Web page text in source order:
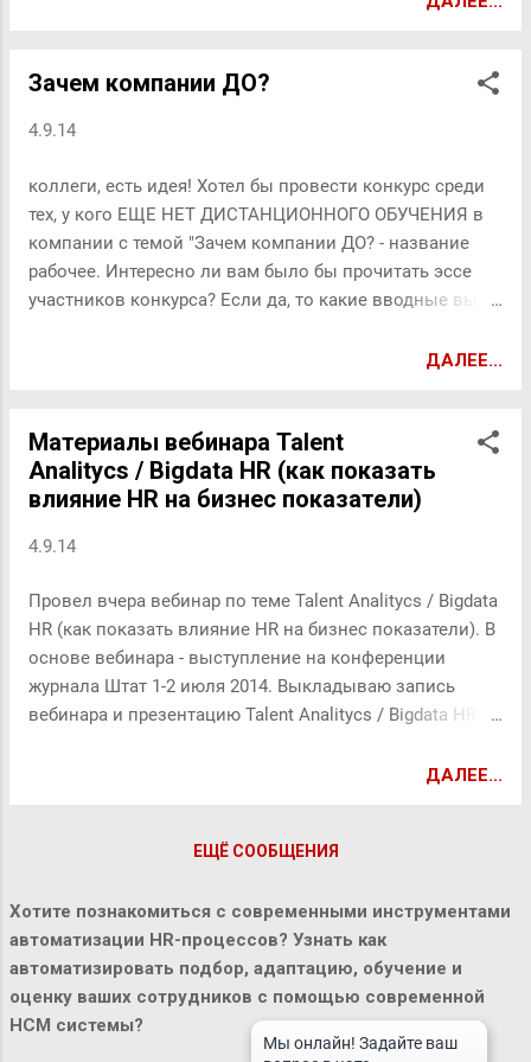
моем стремлении развиваться Нет
текучесть персонала. Кого цифры
Зачем компании ДО?
4.9.14
коллеги, есть идея! Хотел бы провести конкурс среди
тех, у кого ЕЩЕ НЕТ ДИСТАНЦИОННОГО ОБУЧЕНИЯ в
компании с темой "Зачем компании ДО? - название
рабочее. Интересно ли вам было бы прочитать эссе
участников конкурса? Если да, то какие вводные вы
переформулировать? До заявить что то? Или может у
** оставлять свои комментарии можно как здесь, так и
в обсуждении в нашей группе в Линкедин Зачем
компании ДО?
ДАЛЕЕ...
Материалы вебинара Talent
Analitycs / Bigdata HR (как показать
влияние HR на бизнес показатели)
4.9.14
Провел вчера вебинар по теме Talent Analitycs / Bigdata
HR (как показать влияние HR на бизнес показатели). В
основе вебинара - выступление на конференции
журнала Штат 1-2 июля 2014. Выкладываю запись
вебинара и презентацию Talent Analitycs / Bigdata HR
Эдуард Бабушкин ..... И напоминаю, что завтра, 5
управления знаниями компании на базе e-learning
ДАЛЕЕ...
ЕЩЁ СООБЩЕНИЯ
Хотите познакомиться с современными инструментами
автоматизации HR-процессов? Узнать как
автоматизировать подбор, адаптацию, обучение и
оценку ваших сотрудников с помощью современной
HCM системы?